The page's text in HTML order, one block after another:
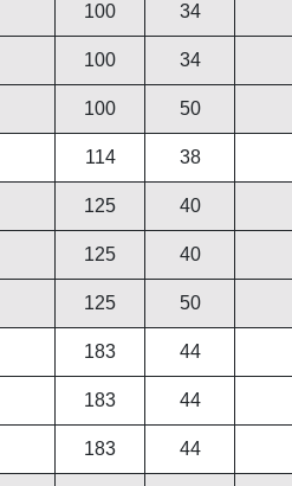
100 34
100 34
100 50
114 38
125 40
125 40
125 50
183 44
183 44
183 44